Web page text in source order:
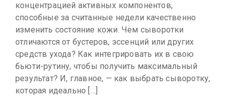
концентрацией активных компонентов,
способные за считанные недели качественно
изменить состояние кожи. Чем сыворотки
отличаются от бустеров, эссенций или других
средств ухода? Как интегрировать их в свою
бьюти-рутину, чтобы получить максимальный
результат? И, главное, — как выбрать сыворотку,
которая идеально […]